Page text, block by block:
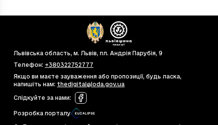
Львівська область, м. Львів, пл. Андрія Парубія, 9
Телефон: +380322752777
Якщо ви маєте зауваження або пропозиції, будь ласка,
напишіть нам: thedigital@loda.gov.ua
Слідкуйте за нами:
Розробка порталу